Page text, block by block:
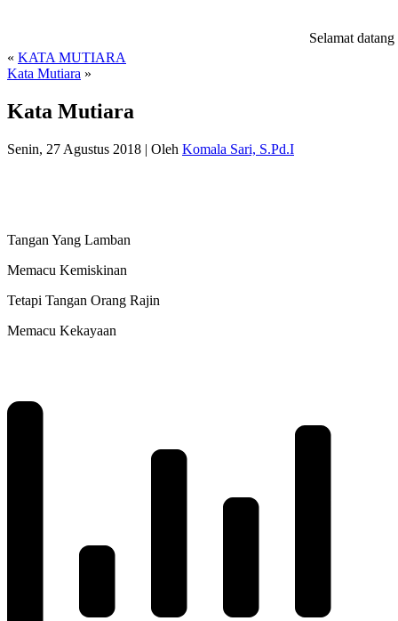
Selamat datang
« KATA MUTIARA
Kata Mutiara »
Kata Mutiara
Senin, 27 Agustus 2018 | Oleh Komala Sari, S.Pd.I
Tangan Yang Lamban
Memacu Kemiskinan
Tetapi Tangan Orang Rajin
Memacu Kekayaan